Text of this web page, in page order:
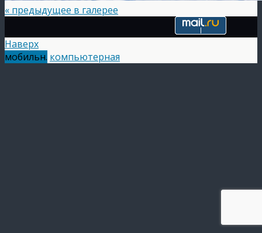
« предыдущее в галерее
Наверх
мобильн. компьютерная